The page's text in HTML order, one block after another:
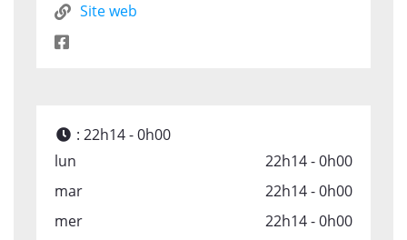
Site web
: 22h14 - 0h00
lun
22h14 - 0h00
mar
22h14 - 0h00
mer
22h14 - 0h00